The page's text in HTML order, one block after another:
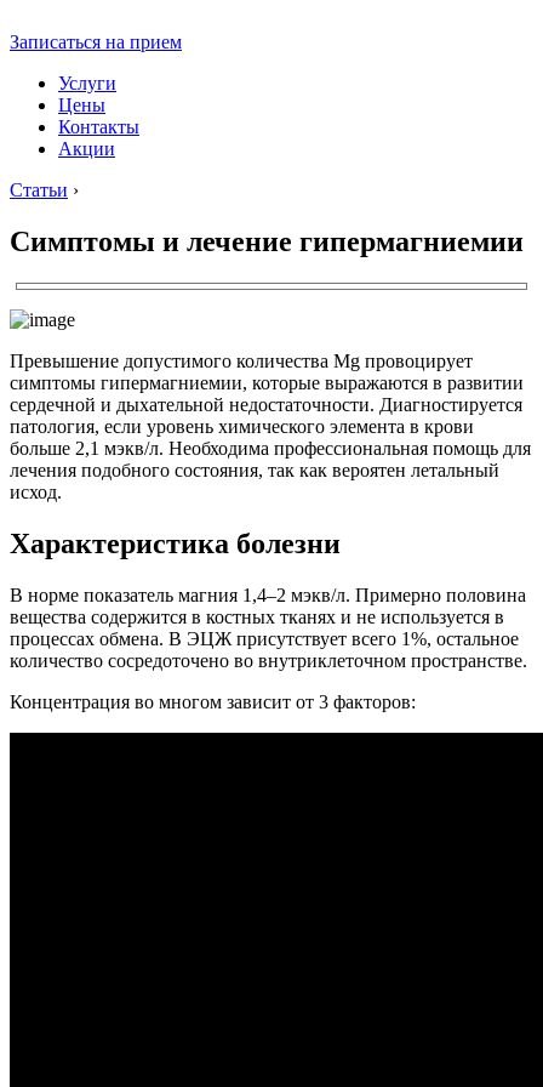
Записаться на прием
Услуги
Цены
Контакты
Акции
Статьи ›
Симптомы и лечение гипермагниемии
Превышение допустимого количества Mg провоцирует
симптомы гипермагниемии, которые выражаются в развитии
сердечной и дыхательной недостаточности. Диагностируется
патология, если уровень химического элемента в крови
больше 2,1 мэкв/л. Необходима профессиональная помощь для
лечения подобного состояния, так как вероятен летальный
исход.
Характеристика болезни
В норме показатель магния 1,4–2 мэкв/л. Примерно половина
вещества содержится в костных тканях и не используется в
процессах обмена. В ЭЦЖ присутствует всего 1%, остальное
количество сосредоточено во внутриклеточном пространстве.
Концентрация во многом зависит от 3 факторов: